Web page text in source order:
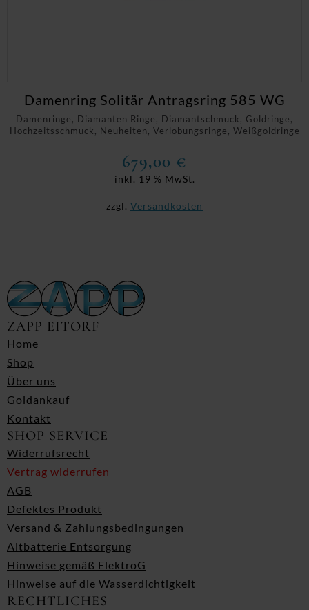
Damenringe, Diamanten Ringe, Diamantschmuck, Goldringe,
Hochzeitsschmuck, Neuheiten, Verlobungsringe, Weißgoldringe
Damenring Solitär Antragsring 585 WG
679,00 €
inkl. 19 % MwSt.
zzgl. Versandkosten
ZAPP EITORF
Home
Shop
Über uns
Goldankauf
Kontakt
SHOP SERVICE
Widerrufsrecht
Vertrag widerrufen
AGB
Defektes Produkt
Versand & Zahlungsbedingungen
Altbatterie Entsorgung
Hinweise gemäß ElektroG
Hinweise auf die Wasserdichtigkeit
RECHTLICHES